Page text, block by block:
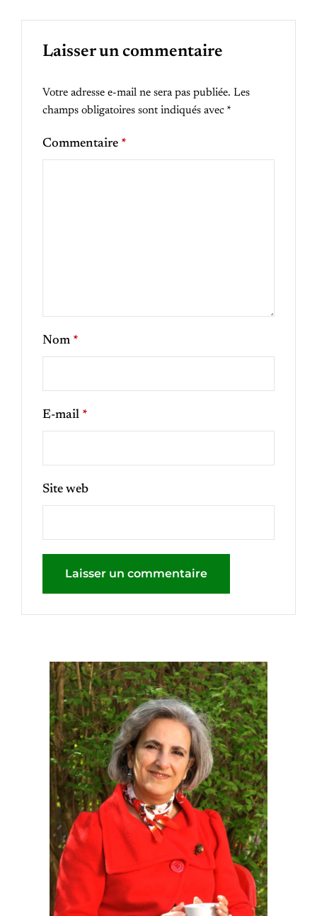
Laisser un commentaire
Votre adresse e-mail ne sera pas publiée. Les
champs obligatoires sont indiqués avec *
Commentaire *
Nom *
E-mail *
Site web